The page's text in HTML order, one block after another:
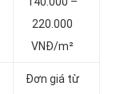
220.000
VNĐ/m²
Đơn giá từ